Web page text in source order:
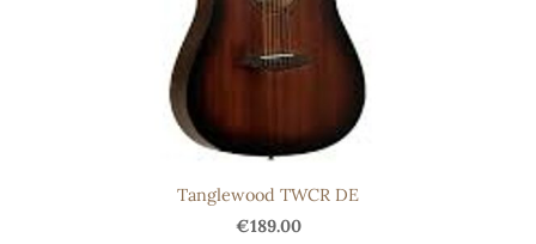
Tanglewood TWCR DE
€189.00